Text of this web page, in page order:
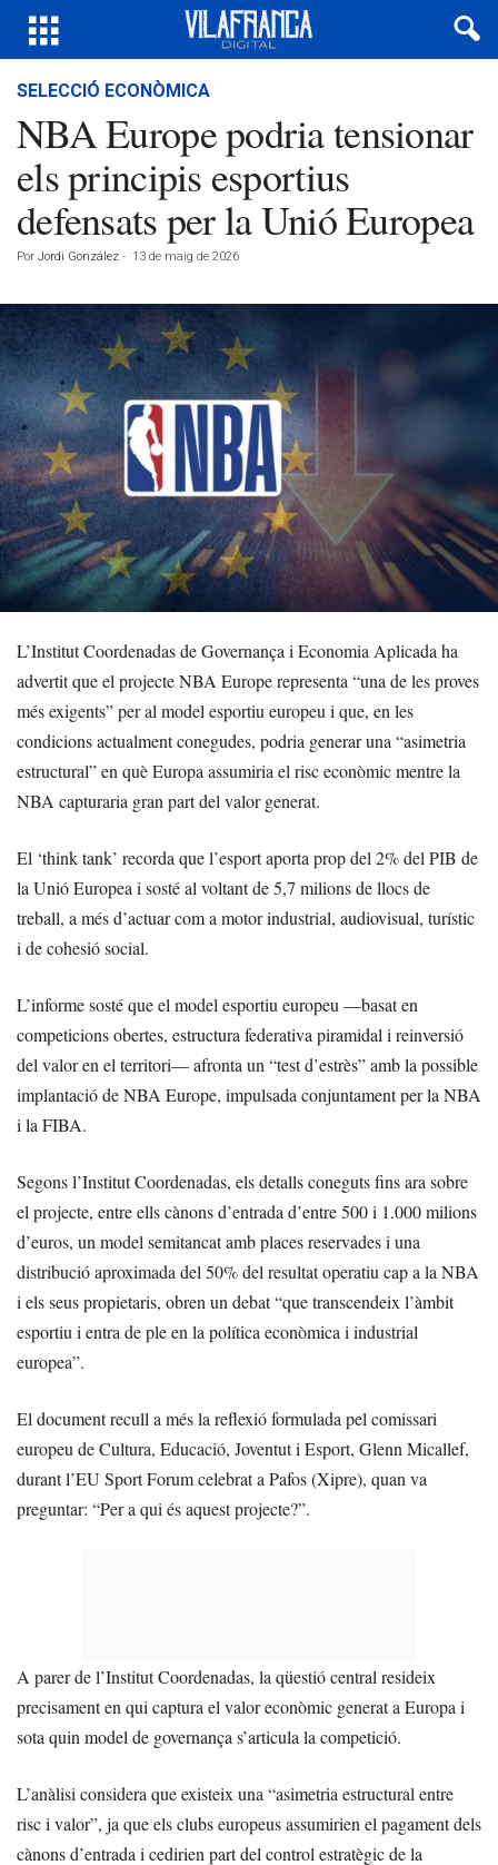
SELECCIÓ ECONÒMICA
NBA Europe podria tensionar
els principis esportius
defensats per la Unió Europea
Por Jordi González - 13 de maig de 2026
L’Institut Coordenadas de Governança i Economia Aplicada ha
advertit que el projecte NBA Europe representa “una de les proves
més exigents” per al model esportiu europeu i que, en les
condicions actualment conegudes, podria generar una “asimetria
estructural” en què Europa assumiria el risc econòmic mentre la
NBA capturaria gran part del valor generat.
El ‘think tank’ recorda que l’esport aporta prop del 2% del PIB de
la Unió Europea i sosté al voltant de 5,7 milions de llocs de
treball, a més d’actuar com a motor industrial, audiovisual, turístic
i de cohesió social.
L’informe sosté que el model esportiu europeu —basat en
competicions obertes, estructura federativa piramidal i reinversió
del valor en el territori— afronta un “test d’estrès” amb la possible
implantació de NBA Europe, impulsada conjuntament per la NBA
i la FIBA.
Segons l’Institut Coordenadas, els detalls coneguts fins ara sobre
el projecte, entre ells cànons d’entrada d’entre 500 i 1.000 milions
d’euros, un model semitancat amb places reservades i una
distribució aproximada del 50% del resultat operatiu cap a la NBA
i els seus propietaris, obren un debat “que transcendeix l’àmbit
esportiu i entra de ple en la política econòmica i industrial
europea”.
El document recull a més la reflexió formulada pel comissari
europeu de Cultura, Educació, Joventut i Esport, Glenn Micallef,
durant l’EU Sport Forum celebrat a Pafos (Xipre), quan va
preguntar: “Per a qui és aquest projecte?”.
A parer de l’Institut Coordenadas, la qüestió central resideix
precisament en qui captura el valor econòmic generat a Europa i
sota quin model de governança s’articula la competició.
L’anàlisi considera que existeix una “asimetria estructural entre
risc i valor”, ja que els clubs europeus assumirien el pagament dels
cànons d’entrada i cedirien part del control estratègic de la